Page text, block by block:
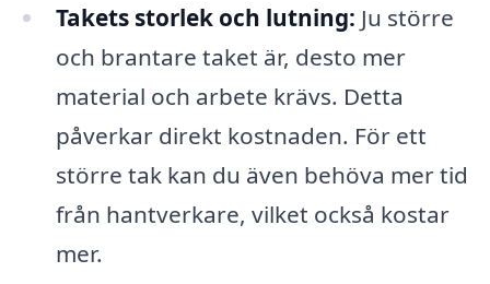
Takets storlek och lutning: Ju större
och brantare taket är, desto mer
material och arbete krävs. Detta
påverkar direkt kostnaden. För ett
större tak kan du även behöva mer tid
från hantverkare, vilket också kostar
mer.